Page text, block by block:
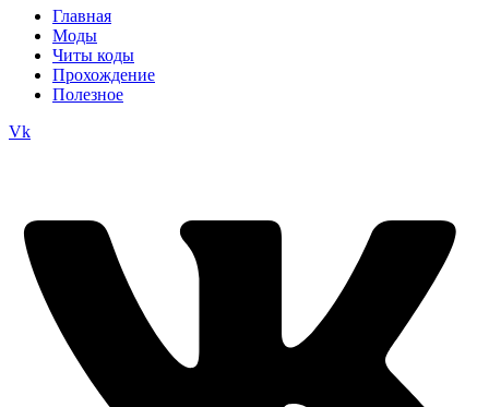
Главная
Моды
Читы коды
Прохождение
Полезное
Vk